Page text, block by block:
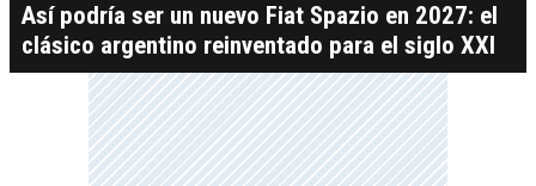
Así podría ser un nuevo Fiat Spazio en 2027: el
clásico argentino reinventado para el siglo XXI